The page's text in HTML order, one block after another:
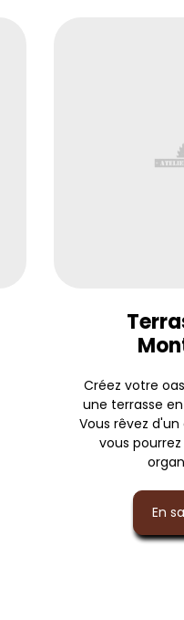
Créez votre
une terrasse
Vous rêvez
vous
En